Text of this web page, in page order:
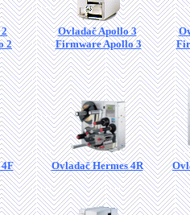
2
Ovladač Apollo 3
Firmware Apollo 3
Ovladač Hermes 4R